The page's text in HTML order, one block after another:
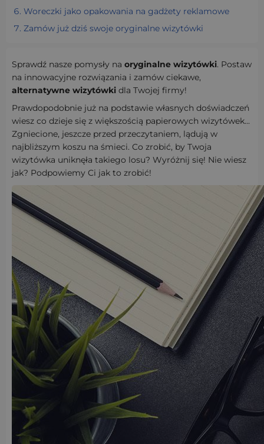
Woreczki jako opakowania na gadżety reklamowe
Zamów już dziś swoje oryginalne wizytówki
Sprawdź nasze pomysły na oryginalne wizytówki. Postaw
na innowacyjne rozwiązania i zamów ciekawe,
alternatywne wizytówki dla Twojej firmy!
Prawdopodobnie już na podstawie własnych doświadczeń
wiesz co dzieje się z większością papierowych wizytówek...
Zgniecione, jeszcze przed przeczytaniem, lądują w
najbliższym koszu na śmieci. Co zrobić, by Twoja
wizytówka uniknęła takiego losu? Wyróżnij się! Nie wiesz
jak? Podpowiemy Ci jak to zrobić!